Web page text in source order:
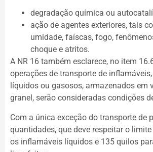
degradação química ou
ação de agentes exteriores, tais
umidade, faíscas, fogo,
choque e atritos.
A NR 16 também esclarece, no item
operações de transporte de
líquidos ou gasosos, armazenados em
granel, serão consideradas condições
Com a única exceção do transporte de
quantidades, que deve respeitar o
os inflamáveis líquidos e 135 quilos